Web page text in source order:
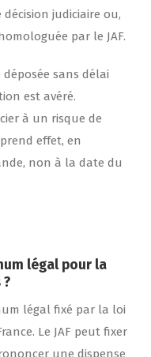
judiciaire ou,
par le JAF.
sans délai
est avéré.
à un risque de
effet, en
non à la date du
légal pour la
légal fixé par la loi
Le JAF peut fixer
une dispense